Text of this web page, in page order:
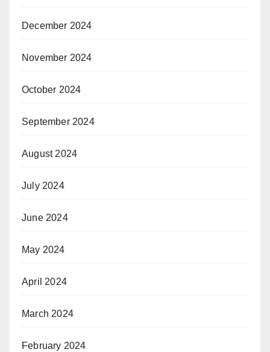
December 2024
November 2024
October 2024
September 2024
August 2024
July 2024
June 2024
May 2024
April 2024
March 2024
February 2024